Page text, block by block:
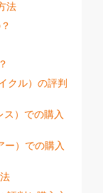
法
クル）の評判
）での購入
ー）での購入